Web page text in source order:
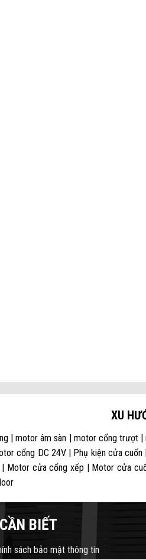
XU
| motor âm sàn | motor cổng trượt
cổng DC 24V | Phụ kiện cửa
Motor cửa cổng xếp | Motor cửa
BIẾT
sách bảo mật thông tin